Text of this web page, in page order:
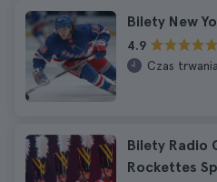
Bilety New
4.9
Czas
Bilety Radio
Rockettes